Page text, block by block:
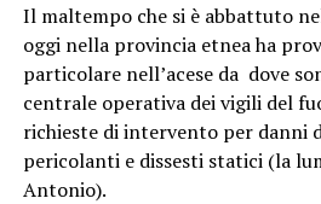
Il maltempo che si è abbattuto
oggi nella provincia etnea ha
particolare nell’acese da dove
centrale operativa dei vigili del
richieste di intervento per danni
pericolanti e dissesti statici (la
Antonio).